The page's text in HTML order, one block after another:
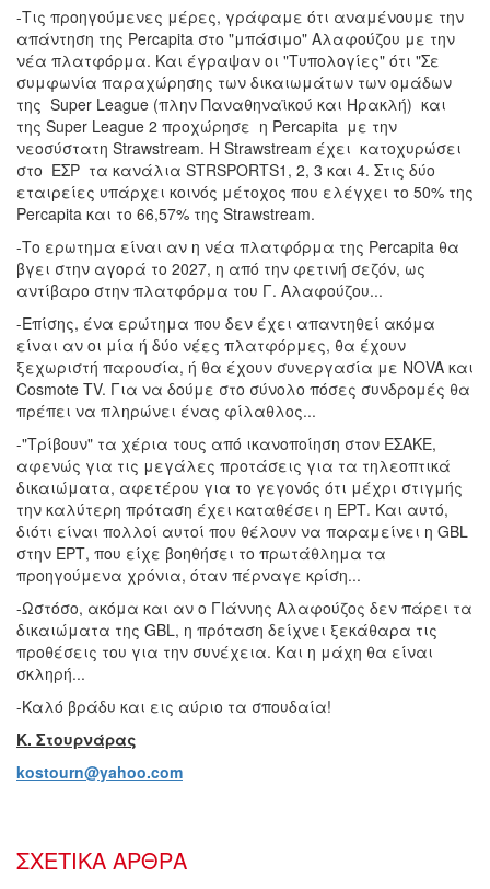
-Τις προηγούμενες μέρες, γράφαμε ότι αναμένουμε την
απάντηση της Percapita στο "μπάσιμο" Αλαφούζου με την
νέα πλατφόρμα. Και έγραψαν οι "Τυπολογίες" ότι "Σε
συμφωνία παραχώρησης των δικαιωμάτων των ομάδων
της Super League (πλην Παναθηναϊκού και Ηρακλή) και
της Super League 2 προχώρησε η Percapita με την
νεοσύστατη Strawstream. H Strawstream έχει κατοχυρώσει
στο ΕΣΡ τα κανάλια STRSPORTS1, 2, 3 και 4. Στις δύο
εταιρείες υπάρχει κοινός μέτοχος που ελέγχει το 50% της
Percapita και το 66,57% της Strawstream.
-Το ερωτημα είναι αν η νέα πλατφόρμα της Percapita θα
βγει στην αγορά το 2027, η από την φετινή σεζόν, ως
αντίβαρο στην πλατφόρμα του Γ. Αλαφούζου...
-Επίσης, ένα ερώτημα που δεν έχει απαντηθεί ακόμα
είναι αν οι μία ή δύο νέες πλατφόρμες, θα έχουν
ξεχωριστή παρουσία, ή θα έχουν συνεργασία με ΝΟVA και
Cosmote TV. Για να δούμε στο σύνολο πόσες συνδρομές θα
πρέπει να πληρώνει ένας φίλαθλος...
-"Τρίβουν" τα χέρια τους από ικανοποίηση στον ΕΣΑΚΕ,
αφενώς για τις μεγάλες προτάσεις για τα τηλεοπτικά
δικαιώματα, αφετέρου για το γεγονός ότι μέχρι στιγμής
την καλύτερη πρόταση έχει καταθέσει η ΕΡΤ. Και αυτό,
διότι είναι πολλοί αυτοί που θέλουν να παραμείνει η GBL
στην ΕΡΤ, που είχε βοηθήσει το πρωτάθλημα τα
προηγούμενα χρόνια, όταν πέρναγε κρίση...
-Ωστόσο, ακόμα και αν ο ΓΙάννης Αλαφούζος δεν πάρει τα
δικαιώματα της GBL, η πρόταση δείχνει ξεκάθαρα τις
προθέσεις του για την συνέχεια. Και η μάχη θα είναι
σκληρή...
-Καλό βράδυ και εις αύριο τα σπουδαία!
Κ. Στουρνάρας
kostourn@yahoo.com
ΣΧΕΤΙΚΑ ΑΡΘΡΑ